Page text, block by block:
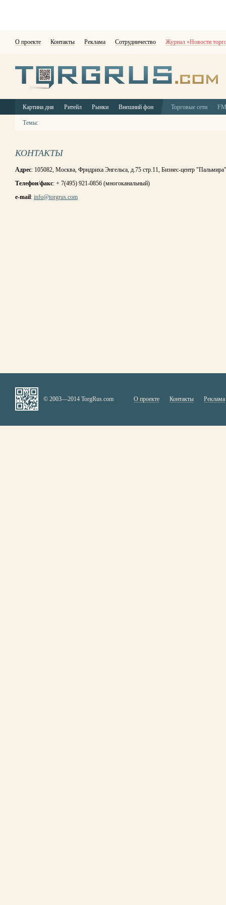
О проекте Контакты Реклама Сотрудничество Журнал «Новости
Картина дня Ритейл Рынки Внешний фон Торговые сети
Темы:
КОНТАКТЫ
Адрес: 105082, Москва, Фридриха Энгельса, д.75 стр.11, Бизнес-центр
Телефон/факс: + 7(495) 921-0856 (многоканальный)
e-mail: info@torgrus.com
© 2003—2014 TorgRus.com О проекте Контакты Реклама